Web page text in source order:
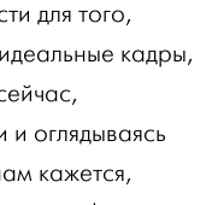
для того,
кадры,
оглядываясь
кажется,